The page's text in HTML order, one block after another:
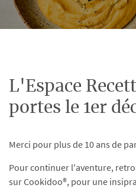
L'Espace
portes le 1er
Merci pour plus de 10 ans de
Pour continuer l'aventure,
sur Cookidoo®, pour une